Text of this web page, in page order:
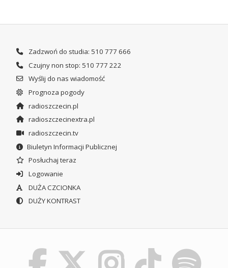
Zadzwoń do studia: 510 777 666
Czujny non stop: 510 777 222
Wyślij do nas wiadomość
Prognoza pogody
radioszczecin.pl
radioszczecinextra.pl
radioszczecin.tv
Biuletyn Informacji Publicznej
Posłuchaj teraz
Logowanie
DUŻA CZCIONKA
DUŻY KONTRAST